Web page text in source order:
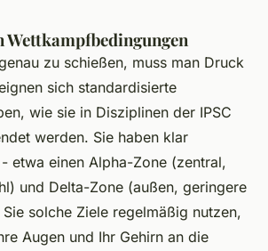
zu schießen, muss man Druck
sich standardisierte
wie sie in Disziplinen der IPSC
werden. Sie haben klar
etwa einen Alpha-Zone (zentral,
und Delta-Zone (außen, geringere
solche Ziele regelmäßig nutzen,
Augen und Ihr Gehirn an die